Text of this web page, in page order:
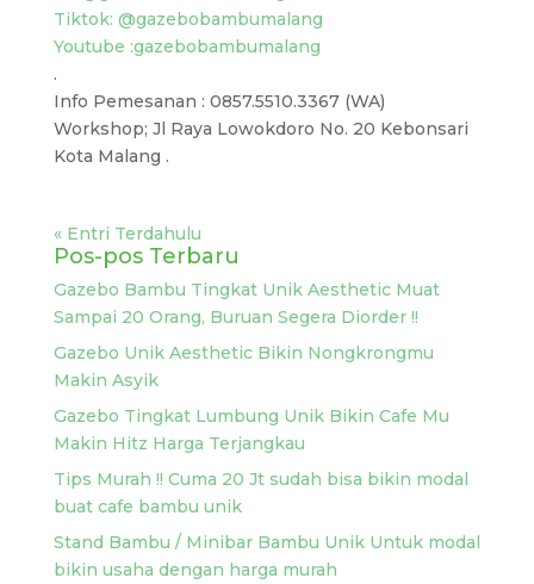
Tiktok: @gazebobambumalang
Youtube :gazebobambumalang
.
Info Pemesanan : 0857.5510.3367 (WA)
Workshop; Jl Raya Lowokdoro No. 20 Kebonsari
Kota Malang .
« Entri Terdahulu
Pos-pos Terbaru
Gazebo Bambu Tingkat Unik Aesthetic Muat
Sampai 20 Orang, Buruan Segera Diorder !!
Gazebo Unik Aesthetic Bikin Nongkrongmu
Makin Asyik
Gazebo Tingkat Lumbung Unik Bikin Cafe Mu
Makin Hitz Harga Terjangkau
Tips Murah !! Cuma 20 Jt sudah bisa bikin modal
buat cafe bambu unik
Stand Bambu / Minibar Bambu Unik Untuk modal
bikin usaha dengan harga murah